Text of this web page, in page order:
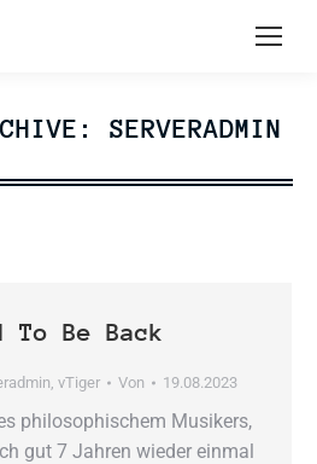
SERVERADMIN
Be Back
, vTiger Von 19.08.2023
philosophischem Musikers,
gut 7 Jahren wieder einmal